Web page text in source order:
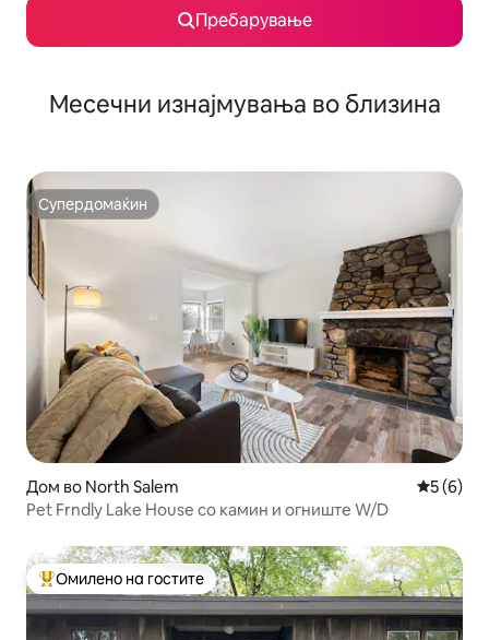
Пребарување
Месечни изнајмувања во близина
Супердомаќин
Супердомаќин
Дом во North Salem
5 (6)
Pet Frndly Lake House со камин и огниште W/D
Меѓу најуспешните „Омилени на гостите“
Омилено на гостите